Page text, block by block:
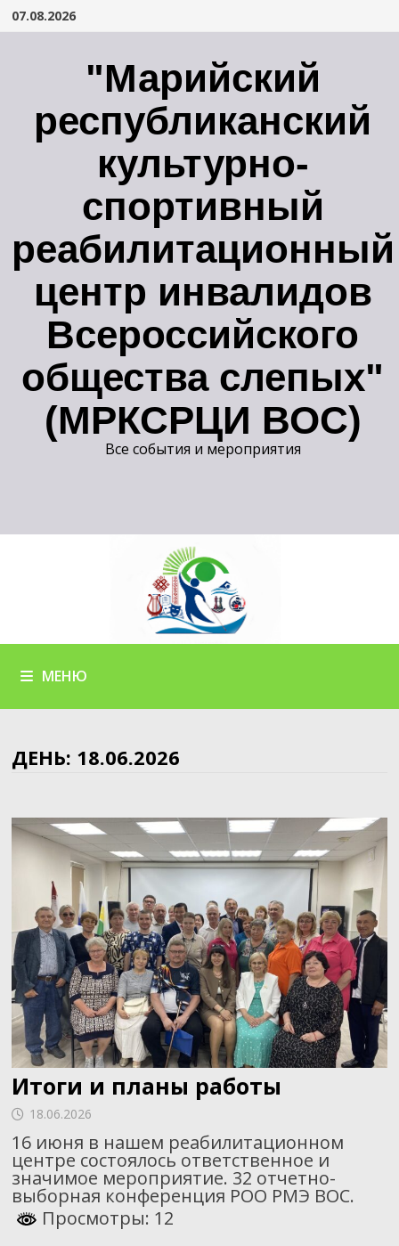
Перейти
07.08.2026
"Марийский
республиканский
культурно-
спортивный
реабилитационный
центр инвалидов
Всероссийского
общества слепых"
(МРКСРЦИ ВОС)
Все события и мероприятия
МЕНЮ
ДЕНЬ: 18.06.2026
Итоги и планы работы
18.06.2026
16 июня в нашем реабилитационном
центре состоялось ответственное и
значимое мероприятие. 32 отчетно-
выборная конференция РОО РМЭ ВОС.
Просмотры: 12